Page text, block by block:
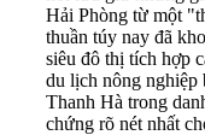
Hải Phòng từ một
thuần túy nay đã
siêu đô thị tích hợp
du lịch nông nghiệp
Thanh Hà trong
chứng rõ nét nhất